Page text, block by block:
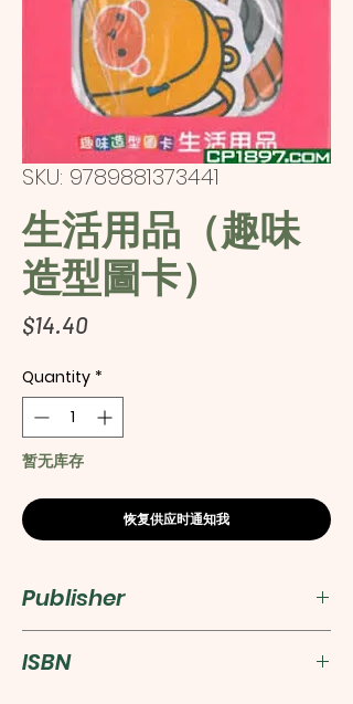
SKU: 9789881373441
生活用品（趣味
造型圖卡）
$14.40Price
Quantity *
暂无库存
恢复供应时通知我
Publisher
人類文化（香港）公司
ISBN